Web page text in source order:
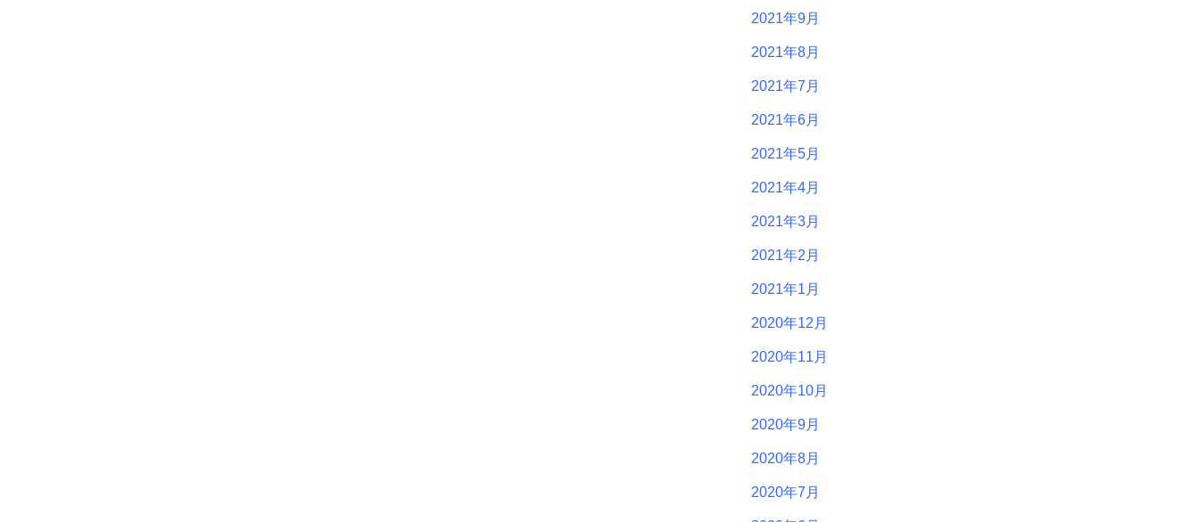
2021年9月
2021年8月
2021年7月
2021年6月
2021年5月
2021年4月
2021年3月
2021年2月
2021年1月
2020年12月
2020年11月
2020年10月
2020年9月
2020年8月
2020年7月